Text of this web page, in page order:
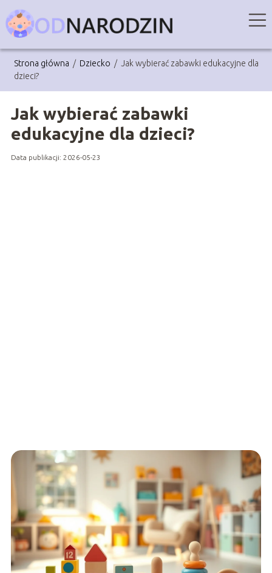
Strona główna / Dziecko / Jak wybierać zabawki edukacyjne dla
dzieci?
Jak wybierać zabawki
edukacyjne dla dzieci?
Data publikacji: 2026-05-23